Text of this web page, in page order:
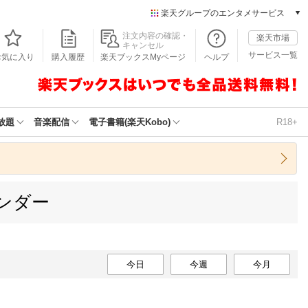
楽天グループのエンタメサービス
本/ゲーム/CD/DVD
楽天ブックス
楽天Kobo
楽天ミュージック
楽天TV
チケット
楽天チケット
気に入り 購入履歴
注文内容の確認・
キャンセル
楽天ブックスMyページ
ヘルプ
楽天市場
サービス一覧
題 音楽配信 電子書籍(楽天Kobo) R18+
ダー
今日 今週 今月